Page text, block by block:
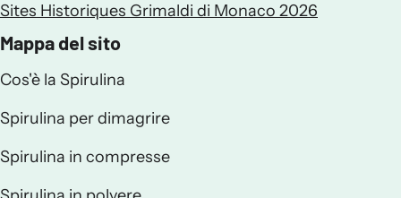
Sites Historiques Grimaldi di Monaco 2026
Mappa del sito
Cos'è la Spirulina
Spirulina per dimagrire
Spirulina in compresse